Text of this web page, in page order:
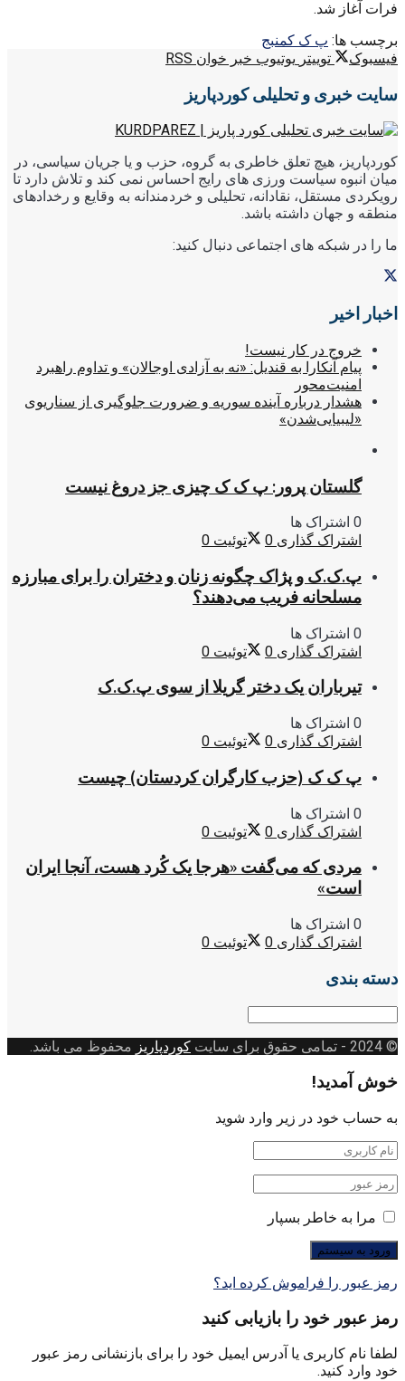
فرات آغاز شد.
برچسب ها: پ ک کمنبج
فیسبوک
توییتر یوتیوب خبر خوان RSS
سایت خبری و تحلیلی کوردپاریز
کوردپاریز، هیچ تعلق خاطری به گروه، حزب و یا جریان سیاسی، در
میان انبوه سیاست ورزی های رایج احساس نمی کند و تلاش دارد تا
رویکردی مستقل، نقادانه، تحلیلی و خردمندانه به وقایع و رخدادهای
منطقه و جهان داشته باشد.
ما را در شبکه های اجتماعی دنبال کنید:
اخبار اخیر
خروج در کار نیست!
پیام آنکارا به قندیل: «نه به آزادی اوجالان» و تداوم راهبرد
امنیت‌محور
هشدار درباره آینده سوریه و ضرورت جلوگیری از سناریوی
«لیبیایی‌شدن»
گلستان پرور: پ ک ک چیزی جز دروغ نیست
0 اشتراک ها
اشتراک گذاری 0 توئیت 0
پ.ک.ک و پژاک چگونه زنان و دختران را برای مبارزه
مسلحانه فریب می‌دهند؟
0 اشتراک ها
اشتراک گذاری 0 توئیت 0
تیرباران یک دختر گریلا از سوی پ.ک.ک
0 اشتراک ها
اشتراک گذاری 0 توئیت 0
پ ک ک (حزب کارگران کردستان) چیست
0 اشتراک ها
اشتراک گذاری 0 توئیت 0
مردی که می‌گفت «هرجا یک کُرد هست، آنجا ایران
است»
0 اشتراک ها
اشتراک گذاری 0 توئیت 0
دسته بندی
© 2024
- تمامی حقوق برای سایت کوردپاریز محفوظ می باشد.
خوش آمدید!
به حساب خود در زیر وارد شوید
مرا به خاطر بسپار
رمز عبور را فراموش کرده اید؟
رمز عبور خود را بازیابی کنید
لطفا نام کاربری یا آدرس ایمیل خود را برای بازنشانی رمز عبور
خود وارد کنید.